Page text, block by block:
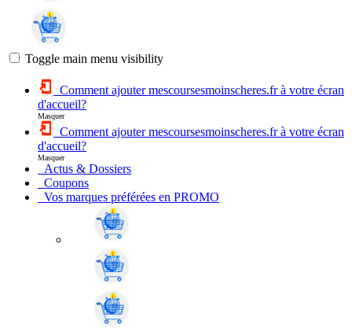
Toggle main menu visibility
Comment ajouter mescoursesmoinscheres.fr à votre écran
d'accueil?
Masquer
Comment ajouter mescoursesmoinscheres.fr à votre écran
d'accueil?
Masquer
Actus & Dossiers
Coupons
Vos marques préférées en PROMO